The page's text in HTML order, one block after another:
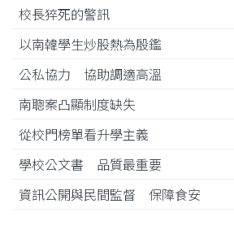
校長猝死的警訊
以南韓學生炒股熱為殷鑑
公私協力 協助調適高溫
南聰案凸顯制度缺失
從校門榜單看升學主義
學校公文書 品質最重要
資訊公開與民間監督 保障食安